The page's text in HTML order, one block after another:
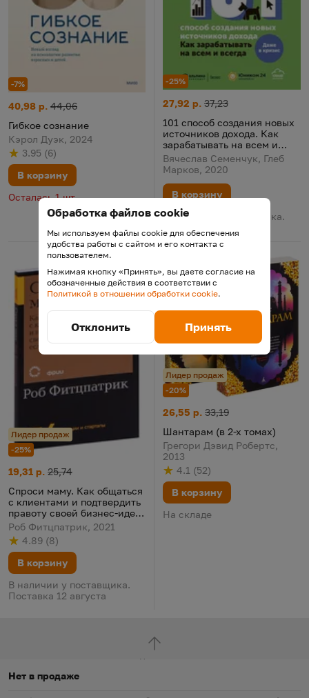
-7%
Гибкое сознание
Цена:
40,98 р.
Старая цена:
44,06
Гибкое сознание
Кэрол Дуэк, 2024
Рейтинг
3.95
из 5 (
по результату
6
голосов
)
В корзину
Осталась 1 шт.
-25%
101 способ создания новых
Цена:
27,92 р.
Старая цена:
37,23
101 способ создания новых
источников дохода. Как
зарабатывать на всем и
всегда
Вячеслав Семенчук, Глеб
Марков, 2020
В корзину
В наличии у поставщика.
Лидер продаж
-25%
Спроси маму. Как общаться с клиентами и подтвердить
Цена:
19,31 р.
Старая цена:
25,74
Спроси маму. Как общаться
с клиентами и подтвердить
правоту своей бизнес-идеи,
если все кругом врут?
Роб Фитцпатрик, 2021
Рейтинг
4.89
из 5 (
по результату
8
голосов
)
В корзину
В наличии у поставщика.
Поставка 12 августа
Лидер продаж
-20%
Шантарам (в 2-х томах)
Цена:
26,55 р.
Старая цена:
33,19
Шантарам (в 2-х томах)
Грегори Дэвид Робертс,
2013
Рейтинг
4.1
из 5 (
по результату
52
голосов
)
В корзину
На складе
Наверх
Нет в продаже
Обработка файлов cookie
Мы используем файлы cookie для обеспечения
удобства работы с сайтом и его контакта с
пользователем.
Нажимая кнопку «Принять», вы даете согласие на
обозначенные действия в соответствии с
Политикой в отношении обработки cookie.
Отклонить Принять